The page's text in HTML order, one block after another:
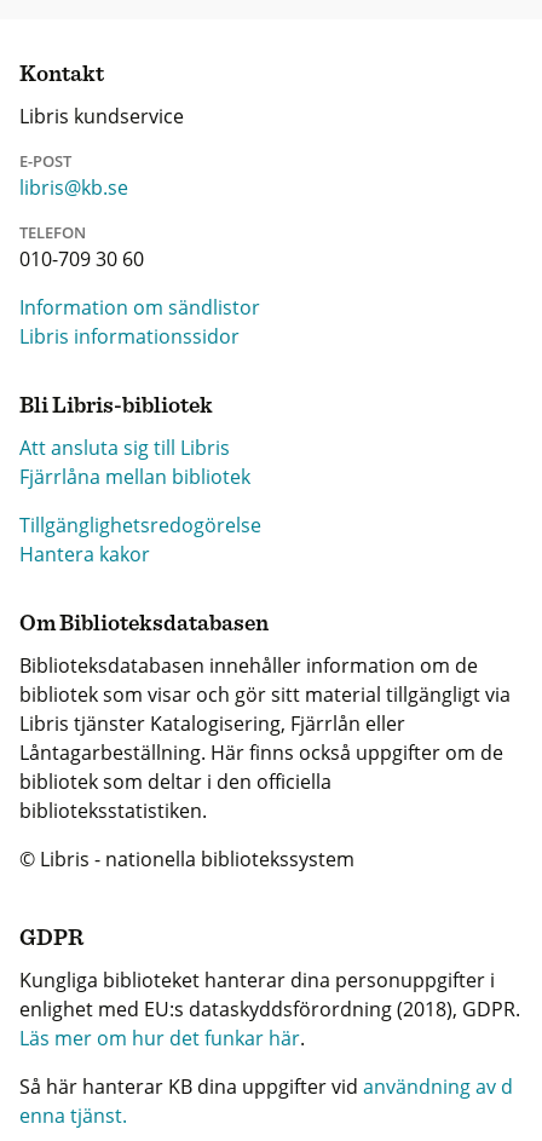
Kontakt
Libris kundservice
E-POST
libris@kb.se
TELEFON
010-709 30 60
Information om sändlistor
Libris informationssidor
Bli Libris-bibliotek
Att ansluta sig till Libris
Fjärrlåna mellan bibliotek
Tillgänglighetsredogörelse
Hantera kakor
Om Biblioteksdatabasen
Biblioteksdatabasen innehåller information om de
bibliotek som visar och gör sitt material tillgängligt via
Libris tjänster Katalogisering, Fjärrlån eller
Låntagarbeställning. Här finns också uppgifter om de
bibliotek som deltar i den officiella
biblioteksstatistiken.
© Libris - nationella bibliotekssystem
GDPR
Kungliga biblioteket hanterar dina personuppgifter i
enlighet med EU:s dataskyddsförordning (2018), GDPR.
Läs mer om hur det funkar här.
Så här hanterar KB dina uppgifter vid användning av d
enna tjänst.